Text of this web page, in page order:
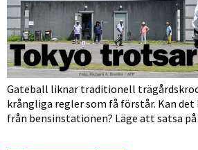
Gateball liknar traditionell
krångliga regler som få förstår. Kan
från bensinstationen? Läge att satsa på